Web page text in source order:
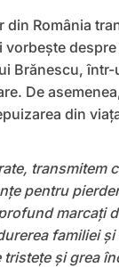
din România
Brănescu,
De
din
transmitem
pentru
marcați
familiei
și grea